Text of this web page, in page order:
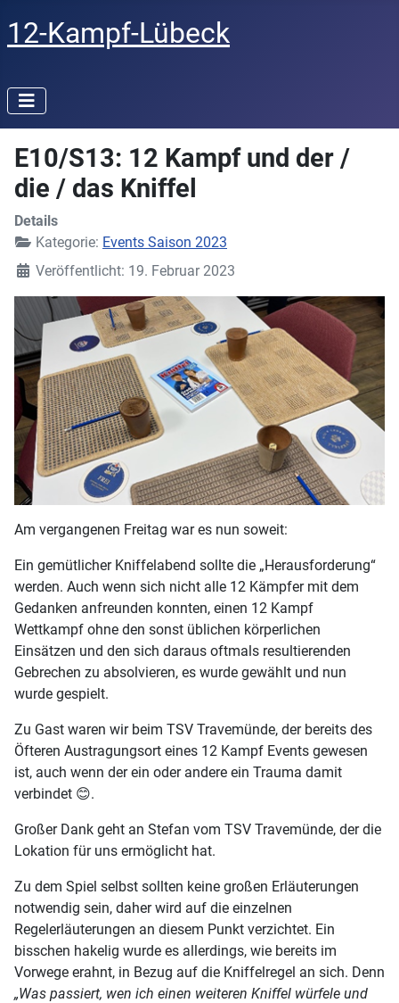
12-Kampf-Lübeck
E10/S13: 12 Kampf und der /
die / das Kniffel
Details
Kategorie: Events Saison 2023
Veröffentlicht: 19. Februar 2023
Am vergangenen Freitag war es nun soweit:
Ein gemütlicher Kniffelabend sollte die „Herausforderung“
werden. Auch wenn sich nicht alle 12 Kämpfer mit dem
Gedanken anfreunden konnten, einen 12 Kampf
Wettkampf ohne den sonst üblichen körperlichen
Einsätzen und den sich daraus oftmals resultierenden
Gebrechen zu absolvieren, es wurde gewählt und nun
wurde gespielt.
Zu Gast waren wir beim TSV Travemünde, der bereits des
Öfteren Austragungsort eines 12 Kampf Events gewesen
ist, auch wenn der ein oder andere ein Trauma damit
verbindet 😊.
Großer Dank geht an Stefan vom TSV Travemünde, der die
Lokation für uns ermöglicht hat.
Zu dem Spiel selbst sollten keine großen Erläuterungen
notwendig sein, daher wird auf die einzelnen
Regelerläuterungen an diesem Punkt verzichtet. Ein
bisschen hakelig wurde es allerdings, wie bereits im
Vorwege erahnt, in Bezug auf die Kniffelregel an sich. Denn
„Was passiert, wen ich einen weiteren Kniffel würfele und